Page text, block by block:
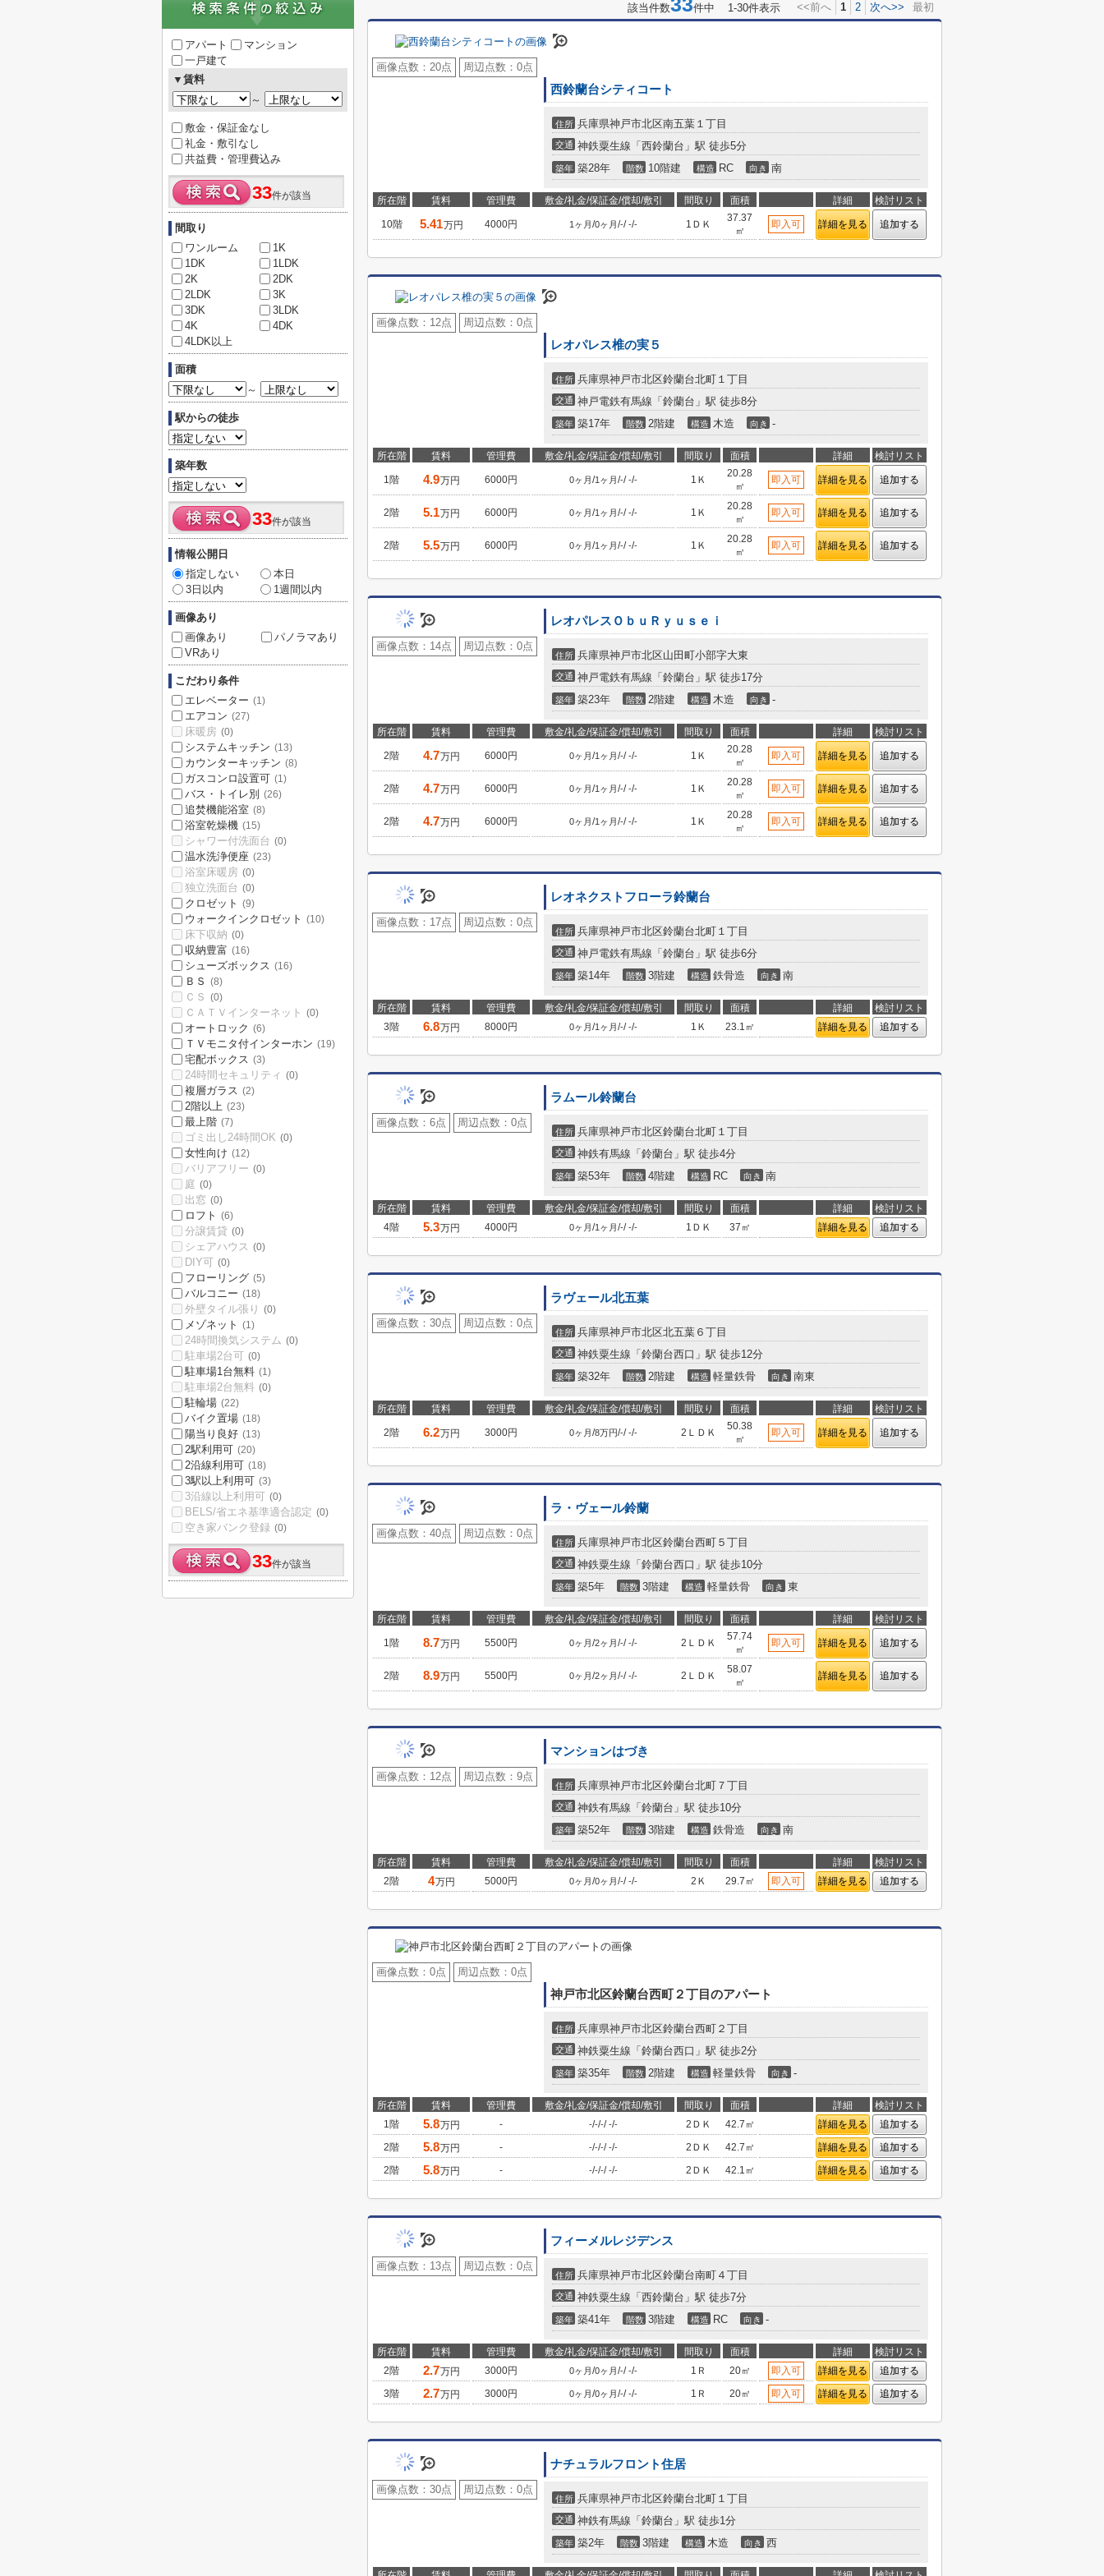
該当件数 件中 1-30件表示 <<前へ 1 2 次へ>> 最初
画像点数： 20点 周辺点数： 0点
西鈴蘭台シティコート
住所 兵庫県神戸市北区南五葉１丁目
交通 神鉄粟生線「西鈴蘭台」駅 徒歩5分
築年 築28年 階数 10階建 構造 RC 向き 南
所在階 賃料 管理費 敷金/礼金/保証金/償却/敷引 間取り 面積 詳細 検討リスト
10階 5.41万円 4000円 1ヶ月/0ヶ月/-/-/- 1ＤＫ
37.37
㎡
即入可 詳細を見る 追加する
画像点数： 12点 周辺点数： 0点
レオパレス椎の実５
住所 兵庫県神戸市北区鈴蘭台北町１丁目
交通 神戸電鉄有馬線「鈴蘭台」駅 徒歩8分
築年 築17年 階数 2階建 構造 木造 向き -
所在階 賃料 管理費 敷金/礼金/保証金/償却/敷引 間取り 面積 詳細 検討リスト
1階 4.9万円 6000円 0ヶ月/1ヶ月/-/-/- 1Ｋ
20.28
㎡
即入可 詳細を見る 追加する
2階 5.1万円 6000円 0ヶ月/1ヶ月/-/-/- 1Ｋ
20.28
㎡
即入可 詳細を見る 追加する
2階 5.5万円 6000円 0ヶ月/1ヶ月/-/-/- 1Ｋ
20.28
㎡
即入可 詳細を見る 追加する
画像点数： 14点 周辺点数： 0点
レオパレスＯｂｕＲｙｕｓｅｉ
住所 兵庫県神戸市北区山田町小部字大東
交通 神戸電鉄有馬線「鈴蘭台」駅 徒歩17分
築年 築23年 階数 2階建 構造 木造 向き -
所在階 賃料 管理費 敷金/礼金/保証金/償却/敷引 間取り 面積 詳細 検討リスト
2階 4.7万円 6000円 0ヶ月/1ヶ月/-/-/- 1Ｋ
20.28
㎡
即入可 詳細を見る 追加する
2階 4.7万円 6000円 0ヶ月/1ヶ月/-/-/- 1Ｋ
20.28
㎡
即入可 詳細を見る 追加する
2階 4.7万円 6000円 0ヶ月/1ヶ月/-/-/- 1Ｋ
20.28
㎡
即入可 詳細を見る 追加する
画像点数： 17点 周辺点数： 0点
レオネクストフローラ鈴蘭台
住所 兵庫県神戸市北区鈴蘭台北町１丁目
交通 神戸電鉄有馬線「鈴蘭台」駅 徒歩6分
築年 築14年 階数 3階建 構造 鉄骨造 向き 南
所在階 賃料 管理費 敷金/礼金/保証金/償却/敷引 間取り 面積 詳細
検討リスト
3階
6.8万円 8000円 0ヶ月/1ヶ月/-/-/- 1Ｋ 23.1㎡ 詳細を見る 追加する
画像点数： 6点 周辺点数： 0点
ラムール鈴蘭台
住所 兵庫県神戸市北区鈴蘭台北町１丁目
交通 神鉄有馬線「鈴蘭台」駅 徒歩4分
築年 築53年 階数 4階建 構造 RC 向き 南
所在階 賃料 管理費 敷金/礼金/保証金/償却/敷引 間取り 面積 詳細
検討リスト
4階
5.3万円 4000円 0ヶ月/1ヶ月/-/-/- 1ＤＫ 37㎡ 詳細を見る 追加する
画像点数： 30点 周辺点数： 0点
ラヴェール北五葉
住所 兵庫県神戸市北区北五葉６丁目
交通 神鉄粟生線「鈴蘭台西口」駅 徒歩12分
築年 築32年 階数 2階建 構造 軽量鉄骨 向き 南東
所在階 賃料 管理費 敷金/礼金/保証金/償却/敷引 間取り 面積 詳細 検討リスト
2階 6.2万円 3000円 0ヶ月/8万円/-/-/- 2ＬＤＫ
50.38
㎡
即入可 詳細を見る 追加する
画像点数： 40点 周辺点数： 0点
ラ・ヴェール鈴蘭
住所 兵庫県神戸市北区鈴蘭台西町５丁目
交通 神鉄粟生線「鈴蘭台西口」駅 徒歩10分
築年 築5年 階数 3階建 構造 軽量鉄骨 向き 東
所在階 賃料 管理費 敷金/礼金/保証金/償却/敷引 間取り 面積 詳細 検討リスト
1階 8.7万円 5500円 0ヶ月/2ヶ月/-/-/- 2ＬＤＫ
57.74
㎡
即入可 詳細を見る 追加する
2階 8.9万円 5500円 0ヶ月/2ヶ月/-/-/- 2ＬＤＫ
58.07
㎡
詳細を見る 追加する
画像点数： 12点 周辺点数： 9点
マンションはづき
住所 兵庫県神戸市北区鈴蘭台北町７丁目
交通 神鉄有馬線「鈴蘭台」駅 徒歩10分
築年 築52年 階数 3階建 構造 鉄骨造 向き 南
所在階 賃料 管理費 敷金/礼金/保証金/償却/敷引 間取り 面積 詳細
検討リスト
2階
4万円 5000円 0ヶ月/0ヶ月/-/-/- 2Ｋ 29.7㎡ 即入可 詳細を見る 追加する
画像点数： 0点 周辺点数： 0点
神戸市北区鈴蘭台西町２丁目のアパート
住所 兵庫県神戸市北区鈴蘭台西町２丁目
交通 神鉄粟生線「鈴蘭台西口」駅 徒歩2分
築年 築35年 階数 2階建 構造 軽量鉄骨 向き -
所在階 賃料 管理費 敷金/礼金/保証金/償却/敷引 間取り 面積 詳細
検討リスト
1階
5.8万円 - -/-/-/-/- 2ＤＫ 42.7㎡ 詳細を見る
追加する
2階
5.8万円 - -/-/-/-/- 2ＤＫ 42.7㎡ 詳細を見る
追加する
2階
5.8万円 - -/-/-/-/- 2ＤＫ 42.1㎡ 詳細を見る 追加する
画像点数： 13点 周辺点数： 0点
フィーメルレジデンス
住所 兵庫県神戸市北区鈴蘭台南町４丁目
交通 神鉄粟生線「西鈴蘭台」駅 徒歩7分
築年 築41年 階数 3階建 構造 RC 向き -
所在階 賃料 管理費 敷金/礼金/保証金/償却/敷引 間取り 面積 詳細
検討リスト
2階
2.7万円 3000円 0ヶ月/0ヶ月/-/-/- 1Ｒ 20㎡ 即入可 詳細を見る
追加する
3階
2.7万円 3000円 0ヶ月/0ヶ月/-/-/- 1Ｒ 20㎡ 即入可 詳細を見る 追加する
画像点数： 30点 周辺点数： 0点
ナチュラルフロント住居
住所 兵庫県神戸市北区鈴蘭台北町１丁目
交通 神鉄有馬線「鈴蘭台」駅 徒歩1分
築年 築2年 階数 3階建 構造 木造 向き 西
アパート
マンション
一戸建て
▼賃料
～
敷金・保証金なし
礼金・敷引なし
共益費・管理費込み
33件が該当
間取り
ワンルーム
1K
1DK
1LDK
2K
2DK
2LDK
3K
3DK
3LDK
4K
4DK
4LDK以上
面積
～
駅からの徒歩
築年数
33件が該当
情報公開日
指定しない
本日
3日以内
1週間以内
画像あり
画像あり
パノラマあり
VRあり
こだわり条件
エレベーター (1)
エアコン (27)
床暖房 (0)
システムキッチン (13)
カウンターキッチン (8)
ガスコンロ設置可 (1)
バス・トイレ別 (26)
追焚機能浴室 (8)
浴室乾燥機 (15)
シャワー付洗面台 (0)
温水洗浄便座 (23)
浴室床暖房 (0)
独立洗面台 (0)
クロゼット (9)
ウォークインクロゼット (10)
床下収納 (0)
収納豊富 (16)
シューズボックス (16)
ＢＳ (8)
ＣＳ (0)
ＣＡＴＶインターネット (0)
オートロック (6)
ＴＶモニタ付インターホン (19)
宅配ボックス (3)
24時間セキュリティ (0)
複層ガラス (2)
2階以上 (23)
最上階 (7)
ゴミ出し24時間OK (0)
女性向け (12)
バリアフリー (0)
庭 (0)
出窓 (0)
ロフト (6)
分譲賃貸 (0)
シェアハウス (0)
DIY可 (0)
フローリング (5)
バルコニー (18)
外壁タイル張り (0)
メゾネット (1)
24時間換気システム (0)
駐車場2台可 (0)
駐車場1台無料 (1)
駐車場2台無料 (0)
駐輪場 (22)
バイク置場 (18)
陽当り良好 (13)
2駅利用可 (20)
2沿線利用可 (18)
3駅以上利用可 (3)
3沿線以上利用可 (0)
BELS/省エネ基準適合認定 (0)
空き家バンク登録 (0)
33件が該当